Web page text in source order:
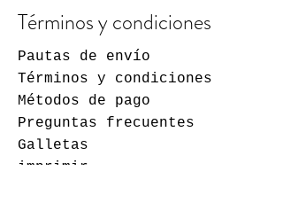
Términos y condiciones
Pautas de envío
Términos y condiciones
Métodos de pago
Preguntas frecuentes
Galletas
imprimir